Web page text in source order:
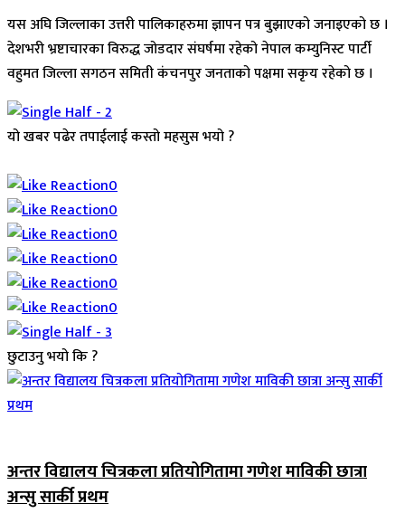
यस अघि जिल्लाका उत्तरी पालिकाहरुमा ज्ञापन पत्र बुझाएको जनाइएको छ ।
देशभरी भ्रष्टाचारका विरुद्ध जोडदार संघर्षमा रहेको नेपाल कम्युनिस्ट पार्टी
वहुमत जिल्ला सगठन समिती कंचनपुर जनताको पक्षमा सकृय रहेको छ ।
यो खबर पढेर तपाईलाई कस्तो महसुस भयो ?
0
0
0
0
0
0
छुटाउनु भयो कि ?
अन्तर विद्यालय चित्रकला प्रतियोगितामा गणेश माविकी छात्रा
अन्सु सार्की प्रथम